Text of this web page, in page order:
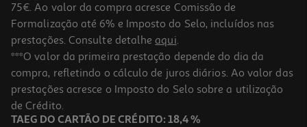
5.0
Caixa Arrumação Actuel Com Rodas 57.7x31x38cm
15.99 €/un
15,99 €
75€. Ao valor da compra acresce Comissão de
Formalização até 6% e Imposto do Selo, incluídos nas
prestações. Consulte detalhe aqui.
***O valor da primeira prestação depende do dia da
compra, refletindo o cálculo de juros diários. Ao valor das
prestações acresce o Imposto do Selo sobre a utilização
de Crédito.
TAEG DO CARTÃO DE CRÉDITO: 18,4 %